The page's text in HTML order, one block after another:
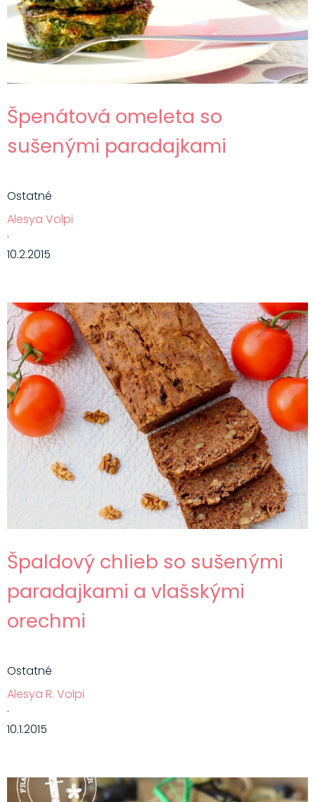
Špenátová omeleta so
sušenými paradajkami
Ostatné
Alesya Volpi
·
10.2.2015
Špaldový chlieb so sušenými
paradajkami a vlašskými
orechmi
Ostatné
Alesya R. Volpi
·
10.1.2015